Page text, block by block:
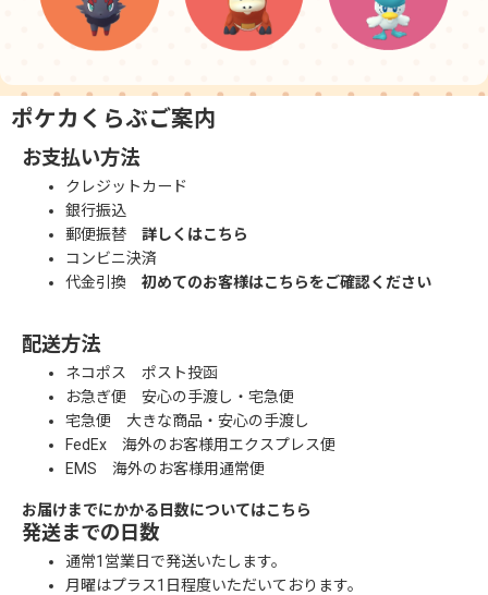
ポケカくらぶご案内
お支払い方法
クレジットカード
銀行振込
郵便振替 詳しくはこちら
コンビニ決済
代金引換 初めてのお客様はこちらをご確認ください
配送方法
ネコポス ポスト投函
お急ぎ便 安心の手渡し・宅急便
宅急便 大きな商品・安心の手渡し
FedEx 海外のお客様用エクスプレス便
EMS 海外のお客様用通常便
お届けまでにかかる日数についてはこちら
発送までの日数
通常1営業日で発送いたします。
月曜はプラス1日程度いただいております。